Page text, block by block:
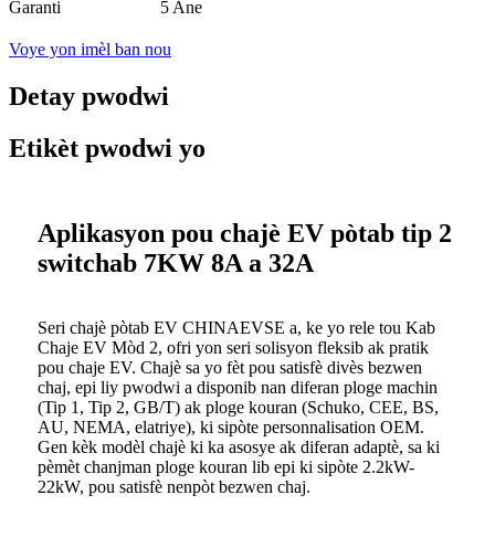
Garanti
5 Ane
Voye yon imèl ban nou
Detay pwodwi
Etikèt pwodwi yo
Aplikasyon pou chajè EV pòtab tip 2
switchab 7KW 8A a 32A
Seri chajè pòtab EV CHINAEVSE a, ke yo rele tou Kab
Chaje EV Mòd 2, ofri yon seri solisyon fleksib ak pratik
pou chaje EV. Chajè sa yo fèt pou satisfè divès bezwen
chaj, epi liy pwodwi a disponib nan diferan ploge machin
(Tip 1, Tip 2, GB/T) ak ploge kouran (Schuko, CEE, BS,
AU, NEMA, elatriye), ki sipòte personnalisation OEM.
Gen kèk modèl chajè ki ka asosye ak diferan adaptè, sa ki
pèmèt chanjman ploge kouran lib epi ki sipòte 2.2kW-
22kW, pou satisfè nenpòt bezwen chaj.